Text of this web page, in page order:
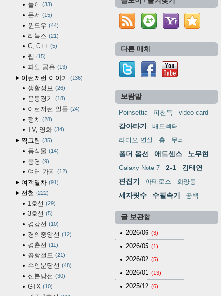
놀이 33
문서 15
윈도우 44
리눅스 21
C, C++ 5
웹 15
파일 공유 13
이런저런 이야기 136
생활정보 26
운동경기 18
이런저런 일들 24
정치 28
TV, 영화 34
찍그림 35
동식물 14
풍경 9
여러 가지 12
여객열차 91
전철 222
1호선 29
3호선 5
경강선 10
경의중앙선 12
경춘선 11
공항철도 21
수인분당선 48
신분당선 30
GTX 10
다른 매체
보람말
Poinsettia 피천득 video card
갈아타기
배드섹터
라디오 연설
총 무늬
폴더 옵션 애드센스 노무현
Galaxy Note 7 2-1
김태연
편집기
아테로스 화양동
세자릿수 수필속기 공백
글 보관함
2026/06 (3)
2026/05 (1)
2026/02 (5)
2026/01 (13)
2025/12 (6)